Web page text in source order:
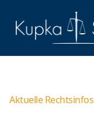
Aktuelle Rechtsinfos